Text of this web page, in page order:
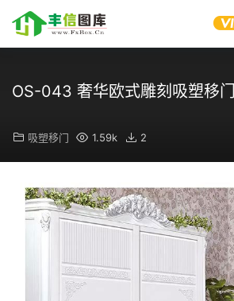
OS-043 奢华欧式雕刻吸塑移门
吸塑移门 1.59k 2